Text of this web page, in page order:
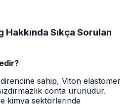
Sıkça Sorulan
direncine sahip, Viton elastomer
conta ürünüdür.
kimya sektörlerinde